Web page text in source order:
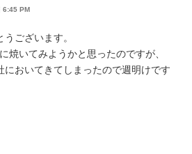
6:45 PM
ございます。
焼いてみようかと思ったのですが、
においてきてしまったので週明けです